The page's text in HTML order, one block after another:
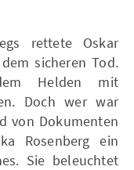
rettete Oskar
sicheren Tod.
Helden mit
Doch wer war
von Dokumenten
Rosenberg ein
Sie beleuchtet